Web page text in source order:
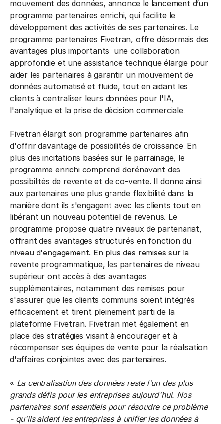
mouvement des données, annonce le lancement d’un
programme partenaires enrichi, qui facilite le
développement des activités de ses partenaires. Le
programme partenaires Fivetran, offre désormais des
avantages plus importants, une collaboration
approfondie et une assistance technique élargie pour
aider les partenaires à garantir un mouvement de
données automatisé et fluide, tout en aidant les
clients à centraliser leurs données pour l'IA,
l'analytique et la prise de décision commerciale.
Fivetran élargit son programme partenaires afin
d'offrir davantage de possibilités de croissance. En
plus des incitations basées sur le parrainage, le
programme enrichi comprend dorénavant des
possibilités de revente et de co-vente. Il donne ainsi
aux partenaires une plus grande flexibilité dans la
manière dont ils s'engagent avec les clients tout en
libérant un nouveau potentiel de revenus. Le
programme propose quatre niveaux de partenariat,
offrant des avantages structurés en fonction du
niveau d'engagement. En plus des remises sur la
revente programmatique, les partenaires de niveau
supérieur ont accès à des avantages
supplémentaires, notamment des remises pour
s'assurer que les clients communs soient intégrés
efficacement et tirent pleinement parti de la
plateforme Fivetran. Fivetran met également en
place des stratégies visant à encourager et à
récompenser ses équipes de vente pour la réalisation
d'affaires conjointes avec des partenaires.
« La centralisation des données reste l'un des plus
grands défis pour les entreprises aujourd'hui. Nos
partenaires sont essentiels pour résoudre ce problème
- qu'ils aident les entreprises à unifier les données à